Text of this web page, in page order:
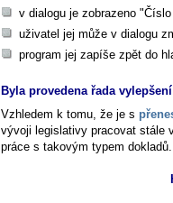
v dialogu je zobrazeno
uživatel jej může v dialogu
program jej zapíše zpět do
Byla provedena řada
Vzhledem k tomu, že je s
vývoji legislativy pracovat stále
práce s takovým typem dokladů.